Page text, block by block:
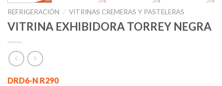
REFRIGERACIÓN / VITRINAS CREMERAS Y PASTELERAS
VITRINA EXHIBIDORA TORREY NEGRA
DRD6-N R290